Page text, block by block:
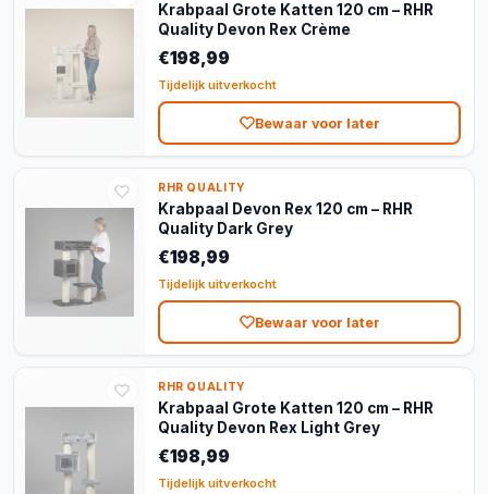
Krabpaal Grote Katten 120 cm – RHR
Quality Devon Rex Crème
€198,99
Tijdelijk uitverkocht
Bewaar voor later
RHR QUALITY
Krabpaal Devon Rex 120 cm – RHR
Quality Dark Grey
€198,99
Tijdelijk uitverkocht
Bewaar voor later
RHR QUALITY
Krabpaal Grote Katten 120 cm – RHR
Quality Devon Rex Light Grey
€198,99
Tijdelijk uitverkocht